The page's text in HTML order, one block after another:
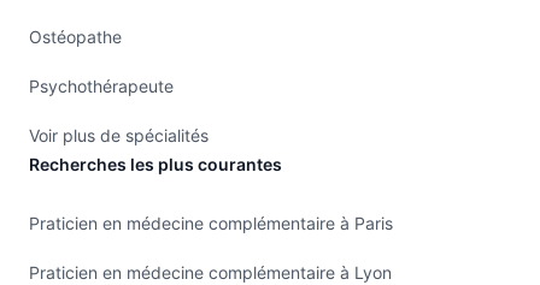
Ostéopathe
Psychothérapeute
Voir plus de spécialités
Recherches les plus courantes
Praticien en médecine complémentaire à Paris
Praticien en médecine complémentaire à Lyon